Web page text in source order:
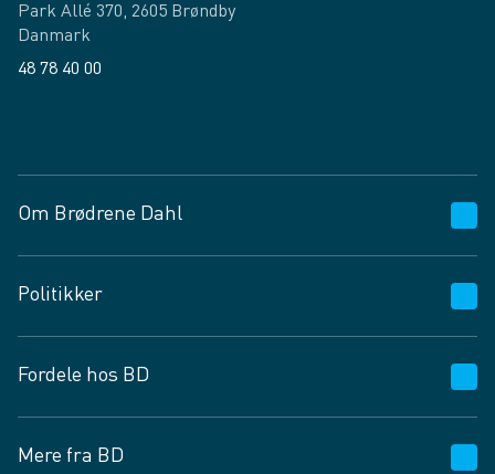
Park Allé 370, 2605 Brøndby
Danmark
48 78 40 00
Om Brødrene Dahl
Vagttelefon 30 10 89 89
Spørgsmål og svar
Job og karriere
Fødevarekontrolrapport
Politikker
Privatlivspolitik
Cookies
Vilkår og betingelser
Fordele hos BD
BD app
Mere fra BD